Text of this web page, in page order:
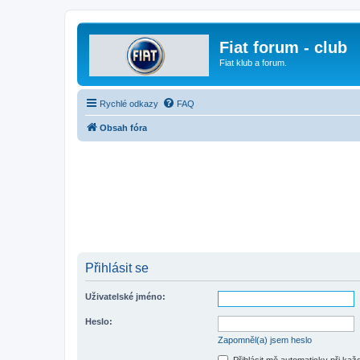
Fiat forum - club
Fiat klub a forum.
Rychlé odkazy FAQ
Obsah fóra
Přihlásit se
Uživatelské jméno:
Heslo:
Zapomněl(a) jsem heslo